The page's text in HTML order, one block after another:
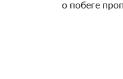
о побеге